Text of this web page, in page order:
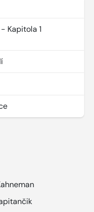
Kapitola 1